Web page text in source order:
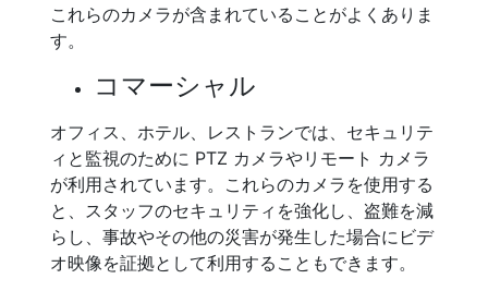
これらのカメラが含まれていることがよくありま
す。
コマーシャル
オフィス、ホテル、レストランでは、セキュリテ
ィと監視のために PTZ カメラやリモート カメラ
が利用されています。これらのカメラを使用する
と、スタッフのセキュリティを強化し、盗難を減
らし、事故やその他の災害が発生した場合にビデ
オ映像を証拠として利用することもできます。